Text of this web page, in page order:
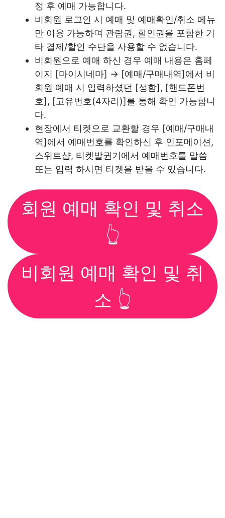
정 후 예매 가능합니다.
비회원 로그인 시 예매 및 예매확인/취소 메뉴
만 이용 가능하며 관람권, 할인권을 포함한 기
타 결제/할인 수단을 사용할 수 없습니다.
비회원으로 예매 하신 경우 예매 내용은 홈페
이지 [마이시네마] → [예매/구매내역]에서 비
회원 예매 시 입력하셨던 [성함], [핸드폰번
호], [고유번호(4자리)]를 통해 확인 가능합니
다.
현장에서 티켓으로 교환할 경우 [예매/구매내
역]에서 예매번호를 확인하신 후 인포메이션,
스위트샵, 티켓발권기에서 예매번호를 말씀
또는 입력 하시면 티켓을 받을 수 있습니다.
회원 예매 확인 및 취소
👆
비회원 예매 확인 및 취
소 👆